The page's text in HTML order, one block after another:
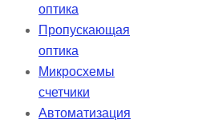
оптика
Пропускающая
оптика
Микросхемы
счетчики
Автоматизация